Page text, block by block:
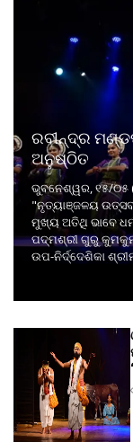
ରବୀନ୍ଦ୍ର
ଅନୁଷ୍ଠିତ
ଭୁବନେଶ୍ୱର, ୧୫/୦୫
"ନୃତ୍ୟାଞ୍ଜଳୟ
ମୁଖ୍ୟ ଅତିଥି ଭାବେ
ପଦ୍ମଶ୍ରୀ ଗୁରୁ କୁମକୁମ
ଉପ-ନିର୍ଦ୍ଦେଶିକା